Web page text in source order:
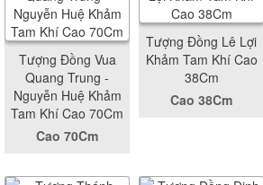
Tượng Đồng Vua
Quang Trung -
Nguyễn Huệ Khảm
Tam Khí Cao 70Cm
Cao 70Cm
Tượng Đồng Lê Lợi
Khảm Tam Khí Cao
38Cm
Cao 38Cm